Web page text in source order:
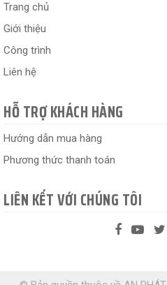
Trang chủ
Giới thiệu
Công trình
Liên hệ
HỖ TRỢ KHÁCH HÀNG
Hướng dẫn mua hàng
Phương thức thanh toán
LIÊN KẾT VỚI CHÚNG TÔI